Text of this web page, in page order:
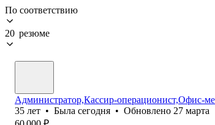
По соответствию
20 резюме
Администратор,Кассир-операционист,Офис-
35 лет • Была сегодня • Обновлено 27 марта